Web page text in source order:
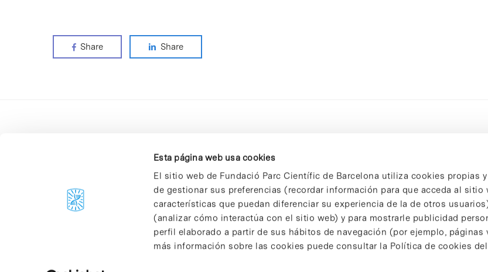
Esta página web usa cookies
El sitio web de Fundació Parc Científic de Barcelona utiliza cookies propias
de gestionar sus preferencias (recordar información para que acceda al sitio
características que puedan diferenciar su experiencia de la de otros
(analizar cómo interactúa con el sitio web) y para mostrarle publicidad
perfil elaborado a partir de sus hábitos de navegación (por ejemplo, páginas
más información sobre las cookies puede consultar la Política de cookies
Share Share
C/Baldiri Reixac, 4-12 i 15
08028 Barcelona